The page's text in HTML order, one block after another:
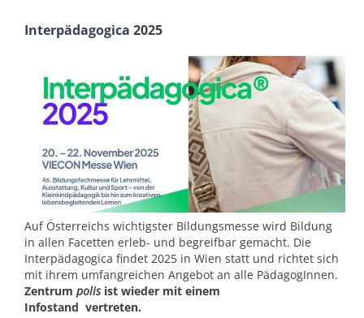
Interpädagogica 2025
Auf Österreichs wichtigster Bildungsmesse wird Bildung
in allen Facetten erleb- und begreifbar gemacht. Die
Interpädagogica findet 2025 in Wien statt und richtet sich
mit ihrem umfangreichen Angebot an alle PädagogInnen.
Zentrum polis ist wieder mit einem
Infostand vertreten.